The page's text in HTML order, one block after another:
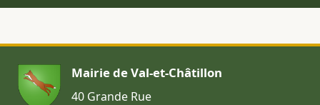
Mairie de Val-et-Châtillon
40 Grande Rue